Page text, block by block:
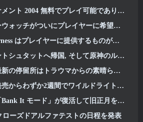
イ可能であり、エピックはそれに関して誰も訴訟を起こすつもりはありません
ッチがついにプレイヤーに希望を与える
イヤーに提供するものがたくさんあります, 特に楽しい
へ帰国, そして原神のルナVアップデートで彼に問題をもたらす
留所はトラウマからの素晴らしい休息です
2週間でワイルドライト・エンターテインメントが人員削減を発表
It モード」が復活して旧正月を祝いましょう
ローズドアルファテストの日程を発表